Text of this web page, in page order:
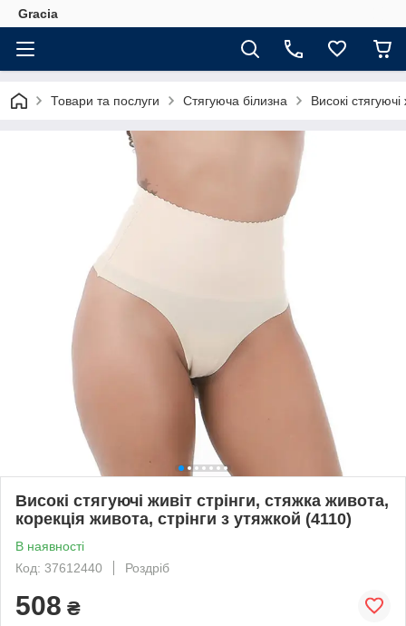
Gracia
Товари та послуги Стягуюча білизна Високі
Високі стягуючі живіт стрінги, стяжка живота,
корекція живота, стрінги з утяжкой (4110)
В наявності
Код: 37612440
Роздріб
508 ₴